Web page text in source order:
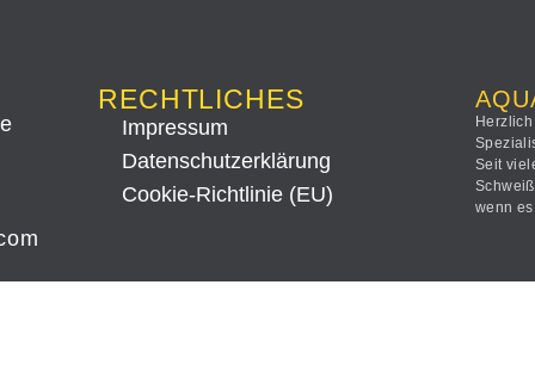
RECHTLICHES
Impressum
Datenschutz­erklärung
Cookie-Richtlinie (EU)
Seit
wenn